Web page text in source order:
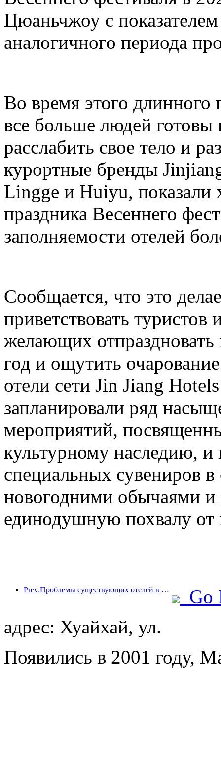
Цюаньчжоу с
аналогичного периода
Во время этого длинного
все больше людей готовы
расслабить свое тело и
курортные бренды
Lingge и Huiyu, показали
праздника Весеннего
заполняемости отелей
Сообщается, что это
приветствовать туристов
желающих
год и ощутить
отели сети Jin Jiang
запланировали ряд
мероприятий,
культурному наследию, и
специальных сувениров
новогодними обычаями и
единодушную похвалу от
Prev:Проблемы существующих отелей в эпоху 2.0: модернизация — это основа, это настоящая инновация ценности
Go
адрес: Хуайхай, ул.
Появились в 2001 году,